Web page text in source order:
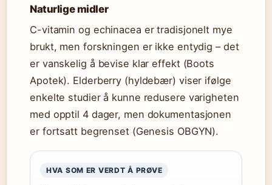
Naturlige midler
C-vitamin og echinacea er tradisjonelt mye
brukt, men forskningen er ikke entydig – det
er vanskelig å bevise klar effekt (Boots
Apotek). Elderberry (hyldebær) viser ifølge
enkelte studier å kunne redusere varigheten
med opptil 4 dager, men dokumentasjonen
er fortsatt begrenset (Genesis OBGYN).
HVA SOM ER VERDT Å PRØVE